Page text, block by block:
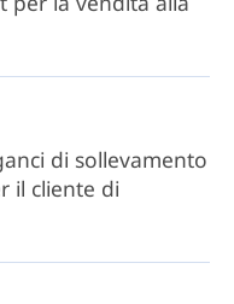
di sollevamento
il cliente di